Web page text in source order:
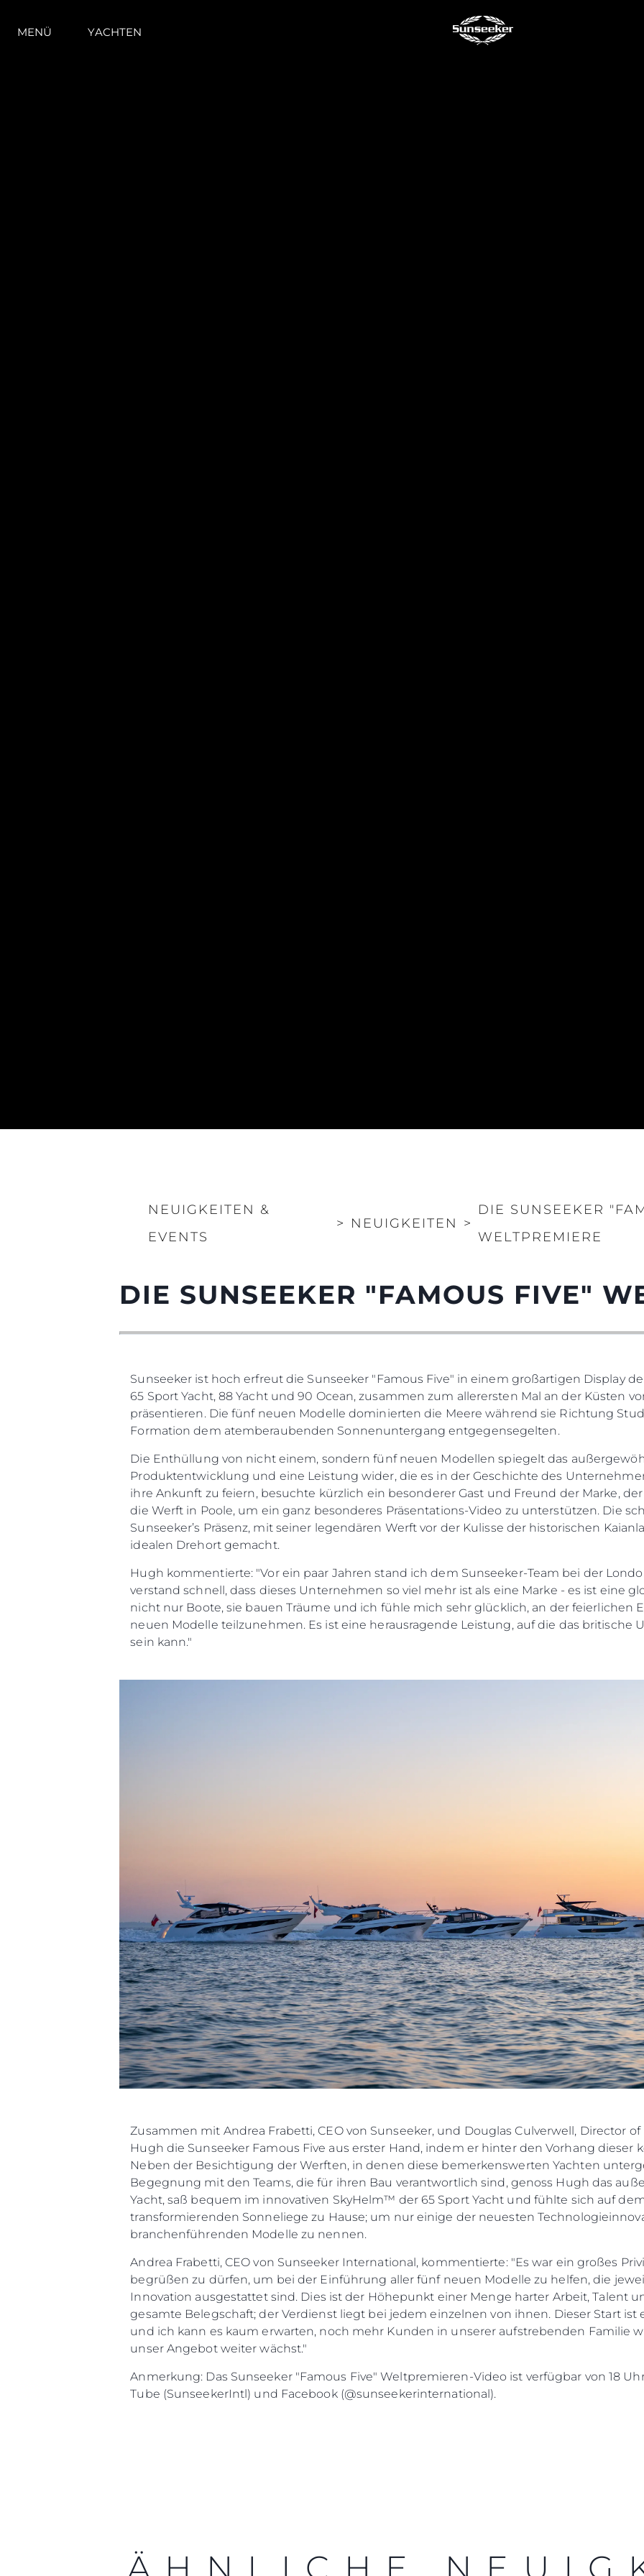
MENÜ YACHTEN
NEUIGKEITEN &
EVENTS
> NEUIGKEITEN >
DIE SUNSEEKER
WELTPREMIERE
DIE SUNSEEKER "FAMOUS FIVE"
Sunseeker ist hoch erfreut die Sunseeker "Famous Five" in einem großartigen Display
65 Sport Yacht, 88 Yacht und 90 Ocean, zusammen zum allerersten Mal an der Küsten
präsentieren. Die fünf neuen Modelle dominierten die Meere während sie Richtung
Formation dem atemberaubenden Sonnenuntergang entgegensegelten.
Die Enthüllung von nicht einem, sondern fünf neuen Modellen spiegelt das
Produktentwicklung und eine Leistung wider, die es in der Geschichte des
ihre Ankunft zu feiern, besuchte kürzlich ein besonderer Gast und Freund der Marke,
die Werft in Poole, um ein ganz besonderes Präsentations-Video zu unterstützen. Die
Sunseeker’s Präsenz, mit seiner legendären Werft vor der Kulisse der historischen
idealen Drehort gemacht.
Hugh kommentierte: "Vor ein paar Jahren stand ich dem Sunseeker-Team bei der
verstand schnell, dass dieses Unternehmen so viel mehr ist als eine Marke - es ist eine
nicht nur Boote, sie bauen Träume und ich fühle mich sehr glücklich, an der feierlichen
neuen Modelle teilzunehmen. Es ist eine herausragende Leistung, auf die das britische
sein kann."
Zusammen mit Andrea Frabetti, CEO von Sunseeker, und Douglas Culverwell, Director
Hugh die Sunseeker Famous Five aus erster Hand, indem er hinter den Vorhang dieser
Neben der Besichtigung der Werften, in denen diese bemerkenswerten Yachten
Begegnung mit den Teams, die für ihren Bau verantwortlich sind, genoss Hugh das
Yacht, saß bequem im innovativen SkyHelm™ der 65 Sport Yacht und fühlte sich auf
transformierenden Sonneliege zu Hause; um nur einige der neuesten
branchenführenden Modelle zu nennen.
Andrea Frabetti, CEO von Sunseeker International, kommentierte: "Es war ein großes
begrüßen zu dürfen, um bei der Einführung aller fünf neuen Modelle zu helfen, die
Innovation ausgestattet sind. Dies ist der Höhepunkt einer Menge harter Arbeit, Talent
gesamte Belegschaft; der Verdienst liegt bei jedem einzelnen von ihnen. Dieser Start ist
und ich kann es kaum erwarten, noch mehr Kunden in unserer aufstrebenden Familie
unser Angebot weiter wächst."
Anmerkung: Das Sunseeker "Famous Five" Weltpremieren-Video ist verfügbar von 18 Uhr
Tube (SunseekerIntl) und Facebook (@sunseekerinternational).
ÄHNLICHECOOKIE POLITIK